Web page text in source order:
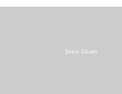
Seksi Chatti